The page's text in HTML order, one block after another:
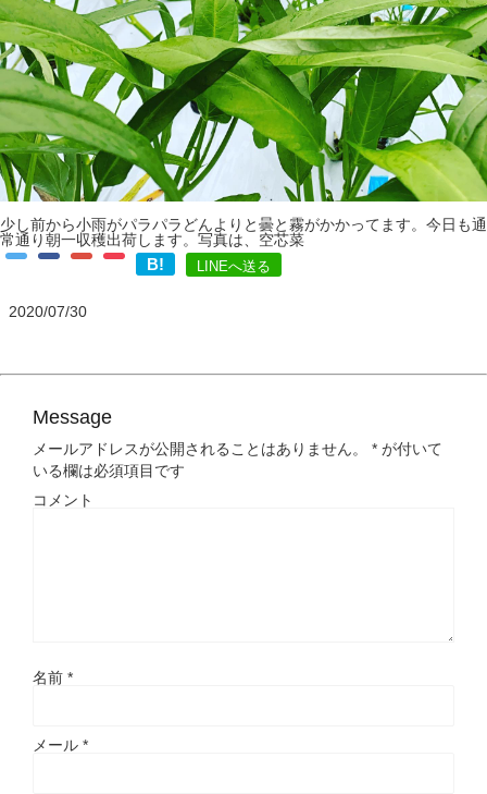
少し前から小雨がパラパラどんよりと曇と霧がかかってます。今日も通
常通り朝一収穫出荷します。写真は、空芯菜
B! LINEへ送る
2020/07/30
Message
メールアドレスが公開されることはありません。 * が付いて
いる欄は必須項目です
コメント
名前 *
メール *